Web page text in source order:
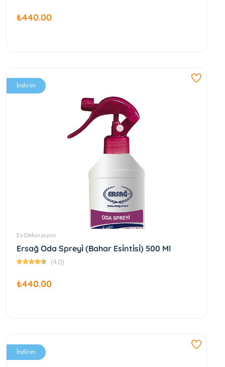
₺440.00
İndirim
Ev Dekorasyon
Ersağ Oda Spreyi̇ (Bahar Esi̇nti̇si̇) 500 Ml
(4.0)
₺440.00
İndirim